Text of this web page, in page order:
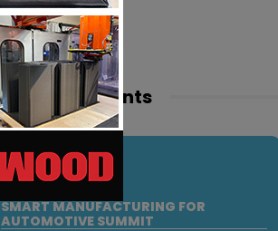
events
10
SEP
SMART MANUFACTURING FOR
AUTOMOTIVE SUMMIT